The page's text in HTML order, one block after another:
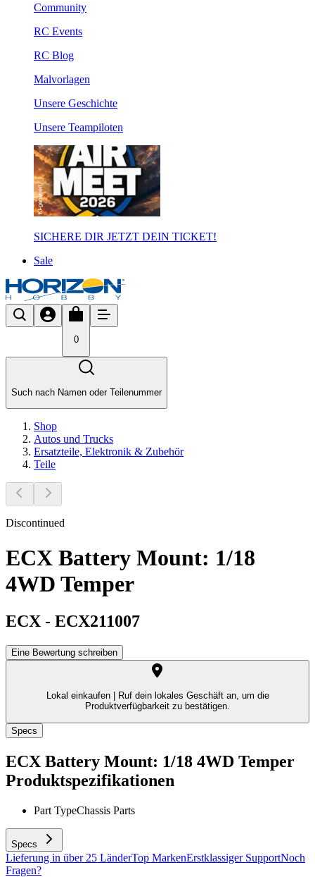
Community
RC Events
RC Blog
Malvorlagen
Unsere Geschichte
Unsere Teampiloten
SICHERE DIR JETZT DEIN TICKET!
Sale
0
Such nach Namen oder Teilenummer
Shop
Autos und Trucks
Ersatzteile, Elektronik & Zubehör
Teile
Discontinued
ECX Battery Mount: 1/18
4WD Temper
ECX - ECX211007
Eine Bewertung schreiben
Lokal einkaufen |
Ruf dein lokales Geschäft an, um die
Produktverfügbarkeit zu bestätigen.
Specs
ECX Battery Mount: 1/18 4WD Temper
Produktspezifikationen
Part TypeChassis Parts
Specs
Lieferung in über 25 LänderTop MarkenErstklassiger SupportNoch
Fragen?